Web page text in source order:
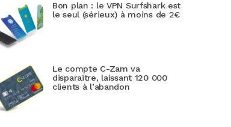
Bon plan : le VPN Surfshark est
le seul (sérieux) à moins de 2€
Le compte C-Zam va
disparaitre, laissant 120 000
clients à l’abandon